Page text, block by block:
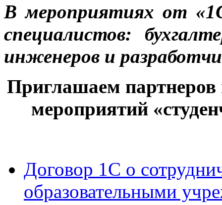
В мероприятиях от
специалистов:
инженеров и
Приглашаем партнеров
мероприятий
Договор 1С о
образовательными